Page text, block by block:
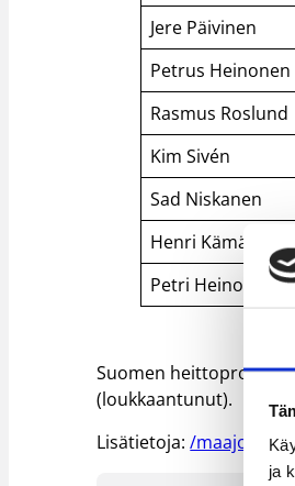
ja
Jere Päivinen
Petrus Heinonen
Rasmus Roslund
Kim Sivén
Sad Niskanen
Henri Kämärä
Petri Heinonen
Suomen heittoprosentit:
(loukkaantunut).
Lisätietoja:/